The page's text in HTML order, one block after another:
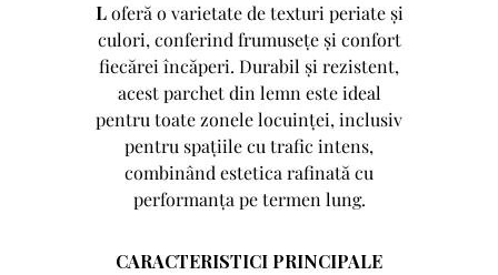
Loferă o varietate de texturi periate și
culori, conferind frumusețe și confort
fiecărei încăperi. Durabil și rezistent,
acest parchet din lemn este ideal
pentru toate zonele locuinței, inclusiv
pentru spațiile cu trafic intens,
combinând estetica rafinată cu
performanța pe termen lung.
CARACTERISTICI PRINCIPALE